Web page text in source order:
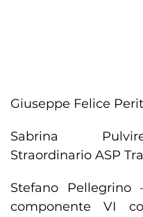
Giuseppe Felice
Sabrina
Straordinario ASP
Stefano Pellegrino
componente VI